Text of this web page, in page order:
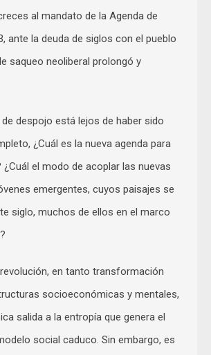
al mandato de la Agenda de
ante la deuda de siglos con el pueblo
saqueo neoliberal prolongó y
de despojo está lejos de haber sido
¿Cuál es la nueva agenda para
el modo de acoplar las nuevas
emergentes, cuyos paisajes se
siglo, muchos de ellos en el marco
en tanto transformación
socioeconómicas y mentales,
salida a la entropía que genera el
social caduco. Sin embargo, es